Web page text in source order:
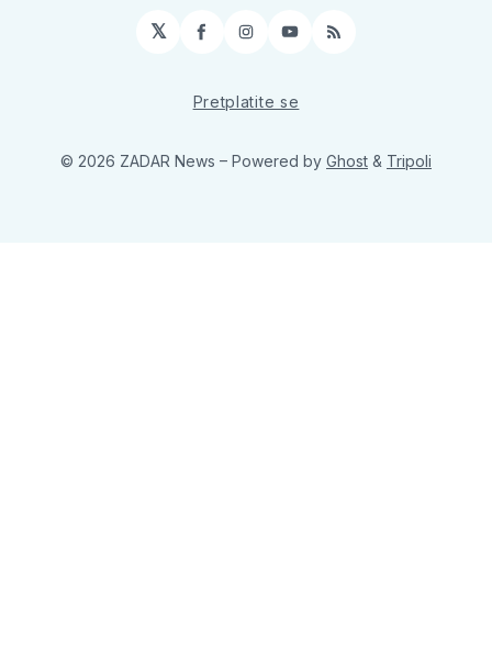
𝕏 Facebook
Instagram
YouTube
RSS
Pretplatite se
© 2026 ZADAR News – Powered by Ghost & Tripoli